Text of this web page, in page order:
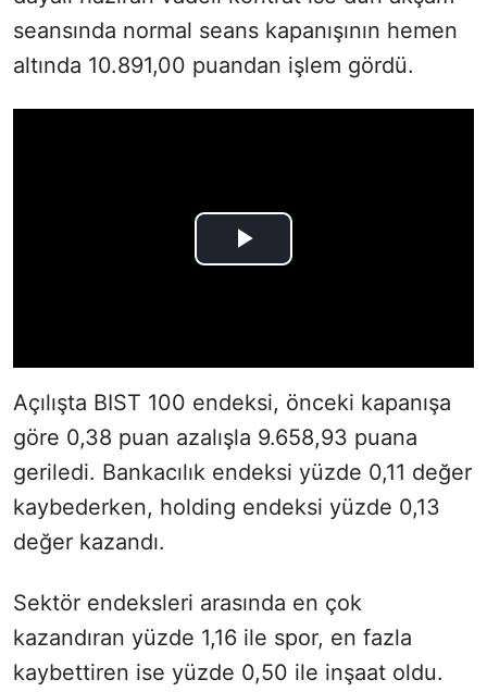
seansında normal seans kapanışının hemen
altında 10.891,00 puandan işlem gördü.
Açılışta BIST 100 endeksi, önceki kapanışa
göre 0,38 puan azalışla 9.658,93 puana
geriledi. Bankacılık endeksi yüzde 0,11 değer
kaybederken, holding endeksi yüzde 0,13
değer kazandı.
Sektör endeksleri arasında en çok
kazandıran yüzde 1,16 ile spor, en fazla
kaybettiren ise yüzde 0,50 ile inşaat oldu.